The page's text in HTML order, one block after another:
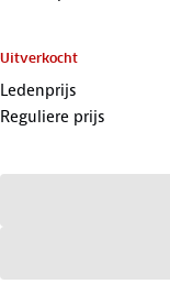
Uitverkocht
Ledenprijs
Reguliere prijs